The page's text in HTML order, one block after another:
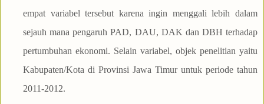
empat variabel tersebut karena ingin menggali lebih dalam
sejauh mana pengaruh PAD, DAU, DAK dan DBH terhadap
pertumbuhan ekonomi. Selain variabel, objek penelitian yaitu
Kabupaten/Kota di Provinsi Jawa Timur untuk periode tahun
2011-2012.